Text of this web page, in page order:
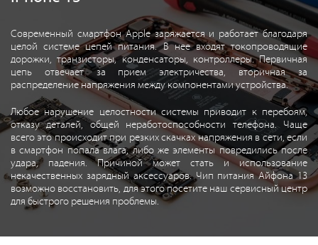
Современный смартфон Apple заряжается и работает благодаря
целой системе цепей питания. В нее входят токопроводящие
дорожки, транзисторы, конденсаторы, контроллеры. Первичная
цепь отвечает за прием электричества, вторичная за
распределение напряжения между компонентами устройства.
Любое нарушение целостности системы приводит к перебоям,
отказу деталей, общей неработоспособности телефона. Чаще
всего это происходит при резких скачках напряжения в сети, если
в смартфон попала влага, либо же элементы повредились после
удара, падения. Причиной может стать и использование
некачественных зарядный аксессуаров. Чип питания Айфона 13
возможно восстановить, для этого посетите наш сервисный центр
для быстрого решения проблемы.